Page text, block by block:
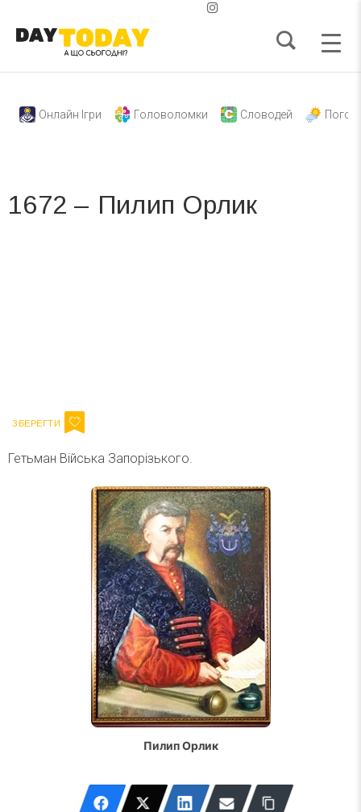
Онлайн Ігри Головоломки Словодей
1672 – Пилип Орлик
Гетьман Війська Запорізького.
Пилип Орлик